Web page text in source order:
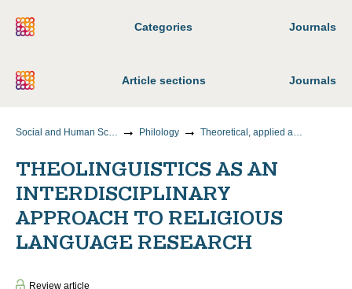
Categories Journals
Article sections Journals
Social and Human Sciences Philology Theoretical, applied and comparative linguistics
THEOLINGUISTICS AS AN
INTERDISCIPLINARY
APPROACH TO RELIGIOUS
LANGUAGE RESEARCH
Review article